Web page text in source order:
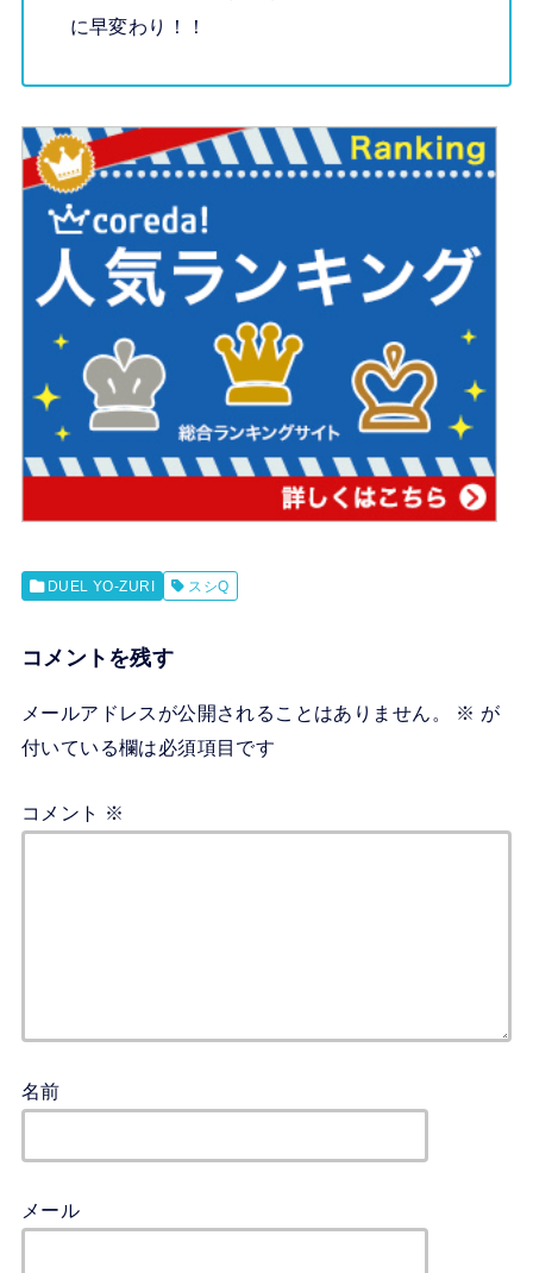
に早変わり！！
DUEL YO-ZURI スシQ
コメントを残す
メールアドレスが公開されることはありません。 ※ が
付いている欄は必須項目です
コメント ※
名前
メール